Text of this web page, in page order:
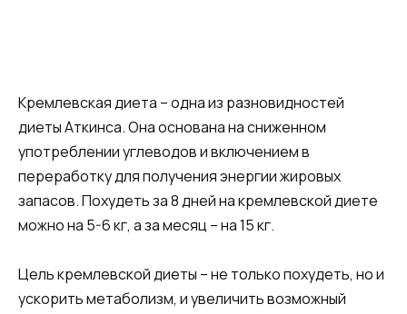
Кремлевская диета – одна из разновидностей
диеты Аткинса. Она основана на сниженном
употреблении углеводов и включением в
переработку для получения энергии жировых
запасов. Похудеть за 8 дней на кремлевской диете
можно на 5-6 кг, а за месяц – на 15 кг.
Цель кремлевской диеты – не только похудеть, но и
ускорить метаболизм, и увеличить возможный